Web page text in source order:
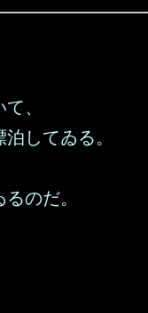
、
してゐる。
のだ。